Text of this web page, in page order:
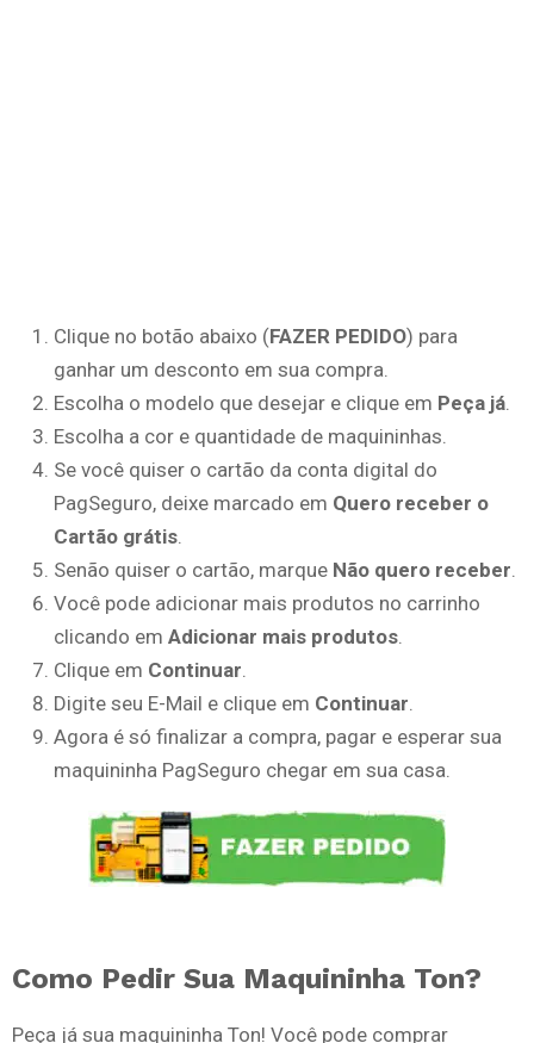
Clique no botão abaixo (FAZER PEDIDO) para
ganhar um desconto em sua compra.
Escolha o modelo que desejar e clique em Peça já
Escolha a cor e quantidade de maquininhas.
Se você quiser o cartão da conta digital do
PagSeguro, deixe marcado em Quero receber o
Cartão grátis
Senão quiser o cartão, marque Não quero receber
Você pode adicionar mais produtos no carrinho
clicando em Adicionar mais produtos
Clique em Continuar
Digite seu E-Mail e clique em Continuar
Agora é só finalizar a compra, pagar e esperar sua
maquininha PagSeguro chegar em sua casa.
Como Pedir Sua Maquininha Ton?
Peça já sua maquininha Ton! Você pode comprar